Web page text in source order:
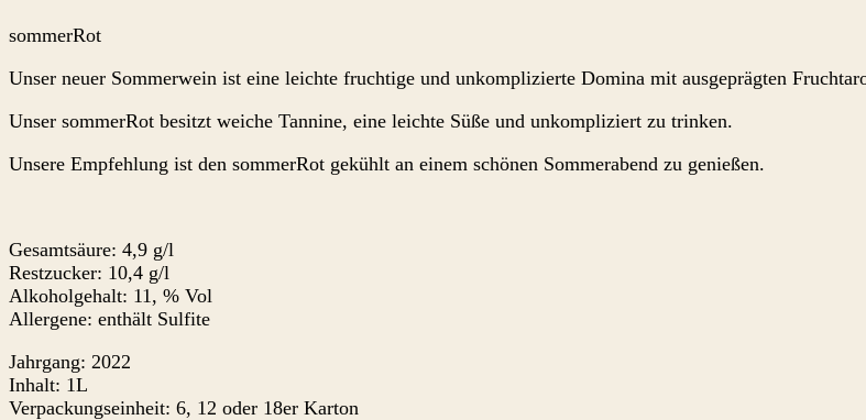
sommerRot
Unser neuer Sommerwein ist eine leichte fruchtige und unkomplizierte Domina mit ausgeprägten
Unser sommerRot besitzt weiche Tannine, eine leichte Süße und unkompliziert zu trinken.
Unsere Empfehlung ist den sommerRot gekühlt an einem schönen Sommerabend zu genießen.
Gesamtsäure: 4,9 g/l
Restzucker: 10,4 g/l
Alkoholgehalt: 11, % Vol
Allergene: enthält Sulfite
Jahrgang: 2022
Inhalt: 1L
Verpackungseinheit: 6, 12 oder 18er Karton